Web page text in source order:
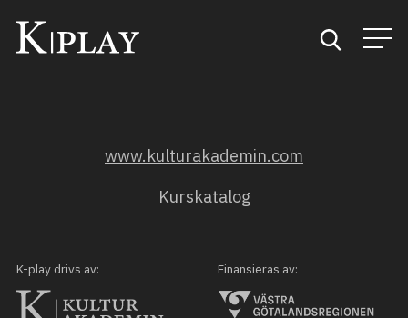
Kategorier
Mina favoriter
www.kulturakademin.com
Kurskatalog
K-play drivs av: Finansieras av: